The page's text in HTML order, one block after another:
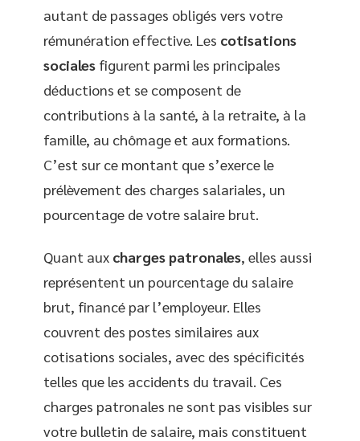
autant de passages obligés vers votre
rémunération effective. Les cotisations
sociales figurent parmi les principales
déductions et se composent de
contributions à la santé, à la retraite, à la
famille, au chômage et aux formations.
C’est sur ce montant que s’exerce le
prélèvement des charges salariales, un
pourcentage de votre salaire brut.
Quant aux charges patronales, elles aussi
représentent un pourcentage du salaire
brut, financé par l’employeur. Elles
couvrent des postes similaires aux
cotisations sociales, avec des spécificités
telles que les accidents du travail. Ces
charges patronales ne sont pas visibles sur
votre bulletin de salaire, mais constituent